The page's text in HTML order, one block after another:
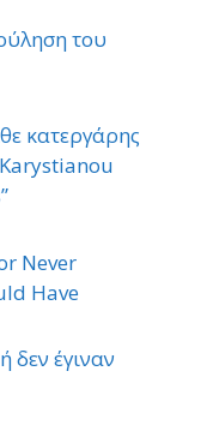
του
κατεργάρης
Never
Have
έγιναν